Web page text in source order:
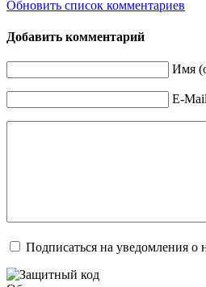
Обновить список комментариев
Добавить комментарий
Имя
E-
Подписаться на уведомления о